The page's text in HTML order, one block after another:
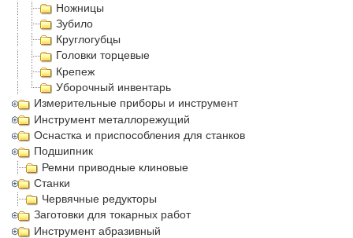
Ножницы
Зубило
Круглогубцы
Головки торцевые
Крепеж
Уборочный инвентарь
Измерительные приборы и инструмент
Инструмент металлорежущий
Оснастка и приспособления для станков
Подшипник
Ремни приводные клиновые
Станки
Червячные редукторы
Заготовки для токарных работ
Инструмент абразивный